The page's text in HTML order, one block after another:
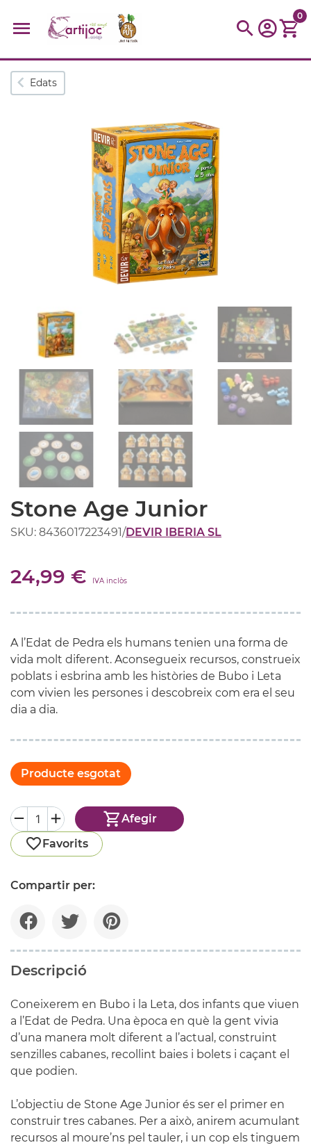
Cerques populars
parquing tinkering kit
0
Edats
Stone Age Junior
SKU: 8436017223491/DEVIR IBERIA SL
24,99 € IVA inclòs
A l’Edat de Pedra els humans tenien una forma de
vida molt diferent. Aconsegueix recursos, construeix
poblats i esbrina amb les històries de Bubo i Leta
com vivien les persones i descobreix com era el seu
dia a dia.
Producte esgotat
Afegir
Favorits
Compartir per:
Descripció
Coneixerem en Bubo i la Leta, dos infants que viuen
a l’Edat de Pedra. Una època en què la gent vivia
d’una manera molt diferent a l’actual, construint
senzilles cabanes, recollint baies i bolets i caçant el
que podien.
L’objectiu de Stone Age Junior és ser el primer en
construir tres cabanes. Per a això, anirem acumulant
recursos al moure’ns pel tauler, i un cop els tinguem